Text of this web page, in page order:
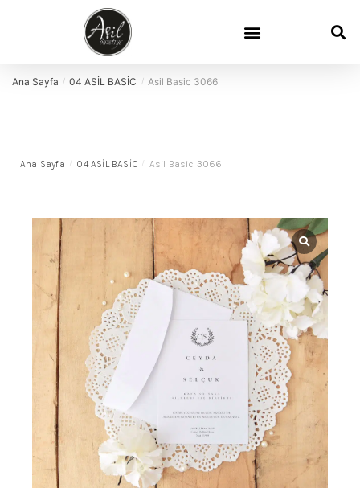
Ana Sayfa / 04 ASİL BASİC / Asil Basic 3066
Ana Sayfa / 04 ASİL BASİC / Asil Basic 3066